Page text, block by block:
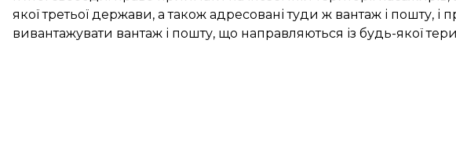
якої третьої держави, а також адресовані туди ж вантаж і пошту, і
вивантажувати вантаж і пошту, що направляються із будь-якої